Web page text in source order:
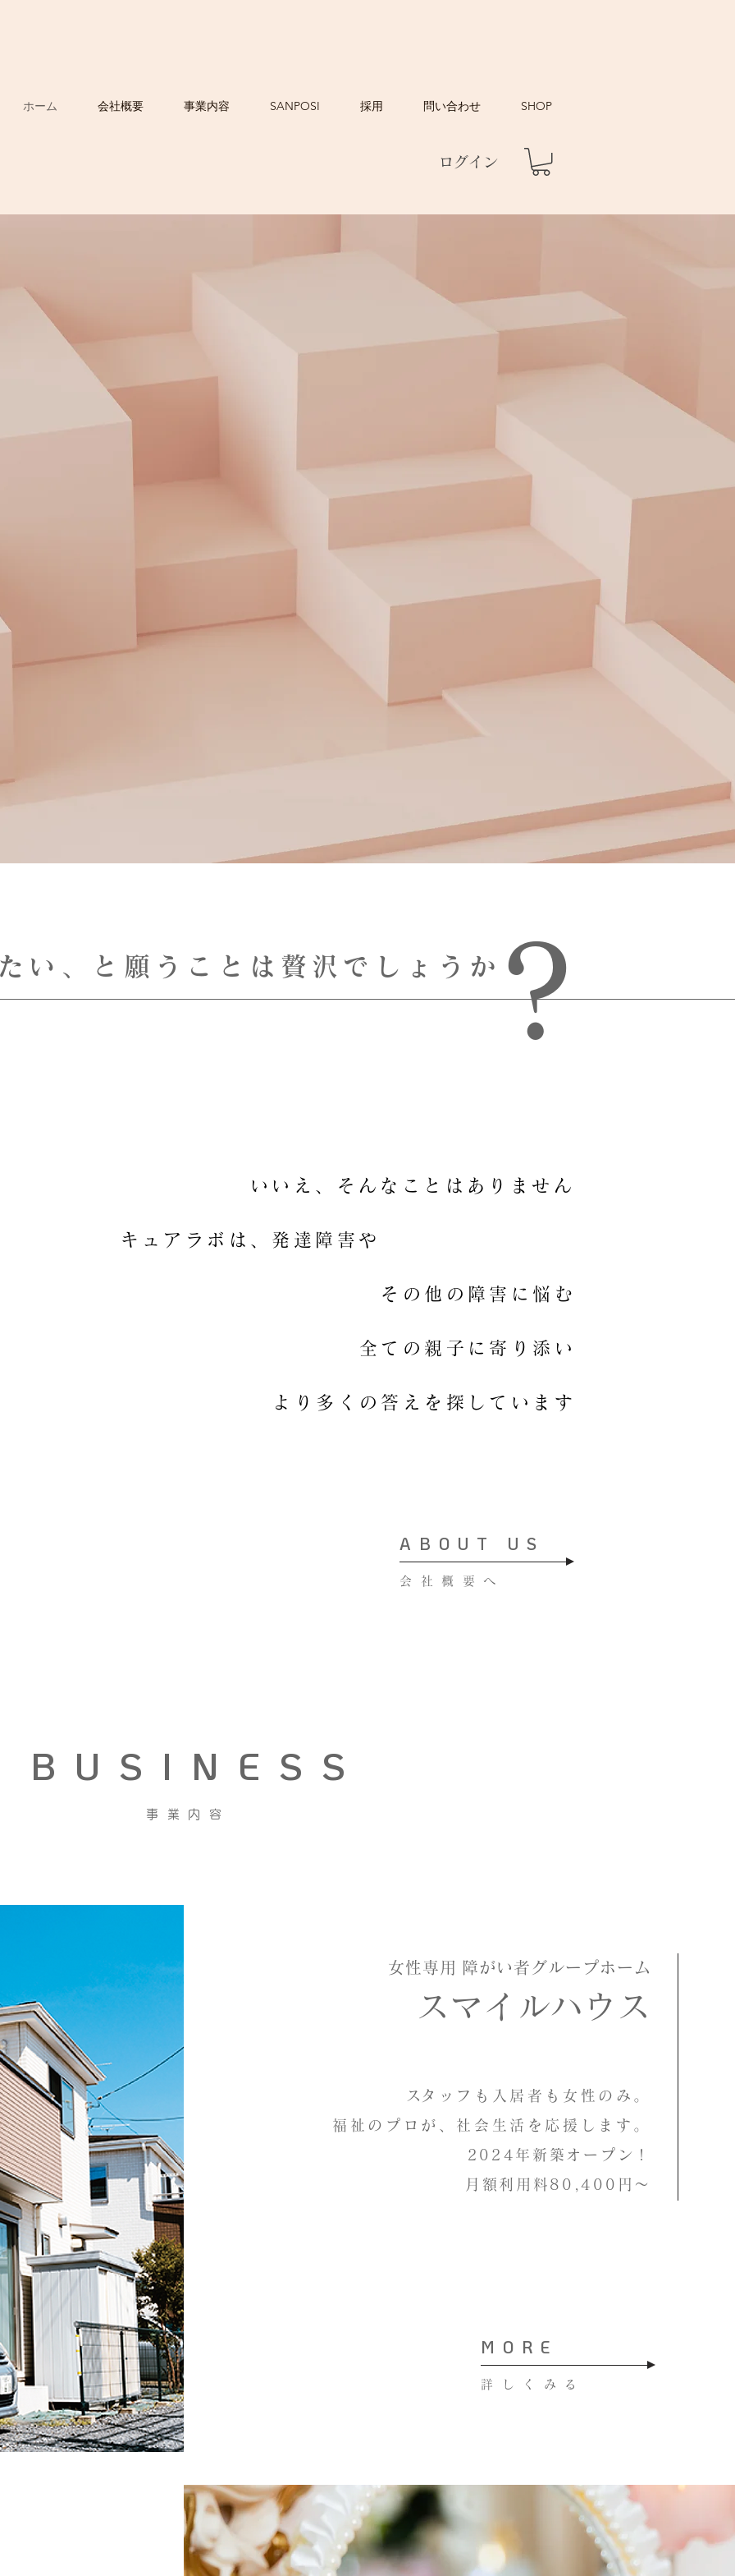
ホーム 会社概要 事業内容 SANPOSI 採用 問い合わせ SHOP
ログイン
笑顔も、個性も、美しさも。
い、と願うことは
その他の障害に悩む
全ての親子に寄り添い
より多くの答えを探しています
ABOUT US
会社概要へ
いいえ、そんなことはありません
キュアラボは、発達障害や
?
贅沢でしょうか
BUSINESS
事業内容
女性専用 障がい者グループホーム
スマイルハウス
​スタッフも入居者も女性のみ。
福祉のプロが、社会生活を応援します。
2024年新築オープン！
月額利用料80,400円〜
MORE
詳しくみる